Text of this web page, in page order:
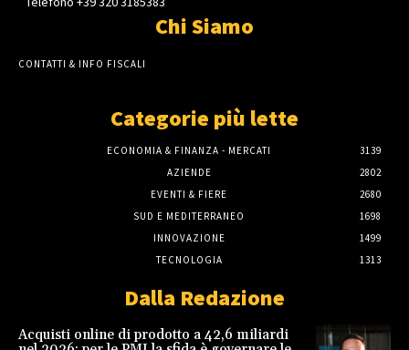
Chi Siamo
CONTATTI & INFO FISCALI
Categorie più lette
ECONOMIA & FINANZA - MERCATI
3139
AZIENDE
2802
EVENTI & FIERE
2680
SUD E MEDITERRANEO
1698
INNOVAZIONE
1499
TECNOLOGIA
1313
Dalla Redazione
Acquisti online di prodotto a 42,6 miliardi